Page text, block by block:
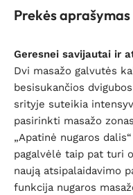
Prekės aprašymas
Geresnei savijautai ir
Dvi masažo galvutės
besisukančios
srityje suteikia
pasirinkti masažo
„Apatinė nugaros
pagalvėlė taip pat turi
naują atsipalaidavimo
funkcija nugaros